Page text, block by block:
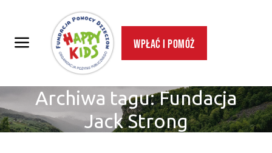
Wpłać i pomóż
Archiwa tagu:Fundacja
Jack Strong